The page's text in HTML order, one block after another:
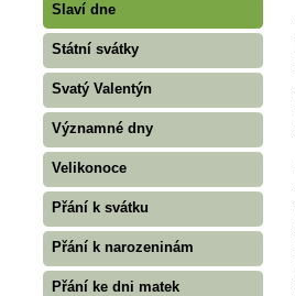
Slaví dne
Státní svátky
Svatý Valentýn
Významné dny
Velikonoce
Přání k svátku
Přání k narozeninám
Přání ke dni matek